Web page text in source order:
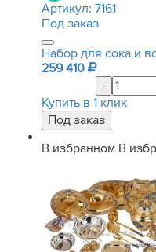
Артикул: 7161
Под заказ
Набор для сока и
259 410
-
Купить в 1 клик
В избранном В